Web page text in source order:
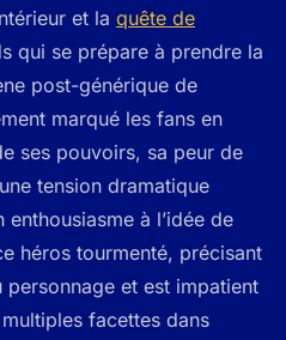
et la quête de
qui se prépare à prendre la
post-générique de
marqué les fans en
ses pouvoirs, sa peur de
tension dramatique
à l’idée de
héros tourmenté, précisant
personnage et est impatient
facettes dans